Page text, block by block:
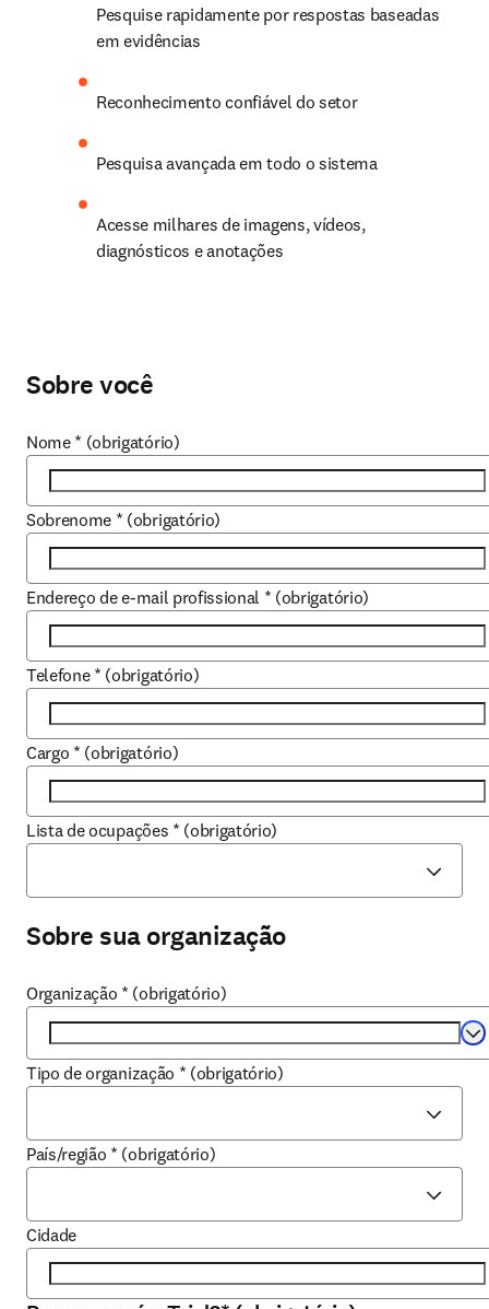
Pesquise rapidamente por respostas baseadas
em evidências
Reconhecimento confiável do setor
Pesquisa avançada em todo o sistema
Acesse milhares de imagens, vídeos,
diagnósticos e anotações
Sobre você
Nome * (obrigatório)
Sobrenome * (obrigatório)
Endereço de e-mail profissional * (obrigatório)
Telefone * (obrigatório)
Cargo * (obrigatório)
Lista de ocupações * (obrigatório)
Sobre sua organização
Organização * (obrigatório)
Tipo de organização * (obrigatório)
País/região * (obrigatório)
Cidade